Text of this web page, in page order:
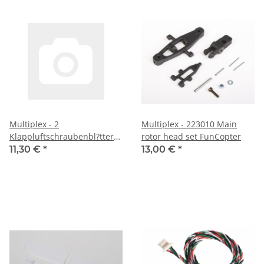
Multiplex - 2
Klappluftschraubenbl?tter
M (1-02590)
11,30 € *
Multiplex - 223010 Main
rotor head set FunCopter
13,00 € *